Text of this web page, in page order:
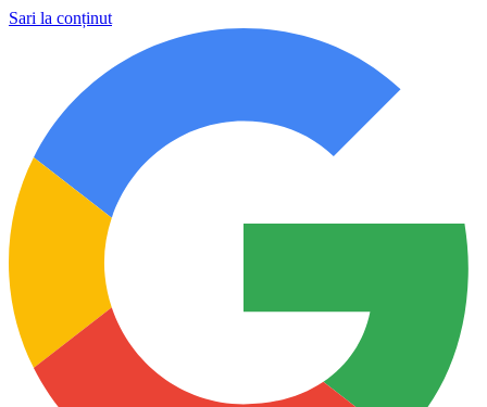
Sari la conținut